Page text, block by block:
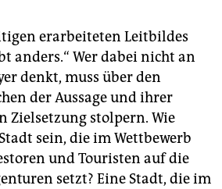
erarbeiteten Leitbildes
anders.“ Wer dabei nicht an
denkt, muss über den
der Aussage und ihrer
Zielsetzung stolpern. Wie
sein, die im Wettbewerb
und Touristen auf die
setzt? Eine Stadt, die im